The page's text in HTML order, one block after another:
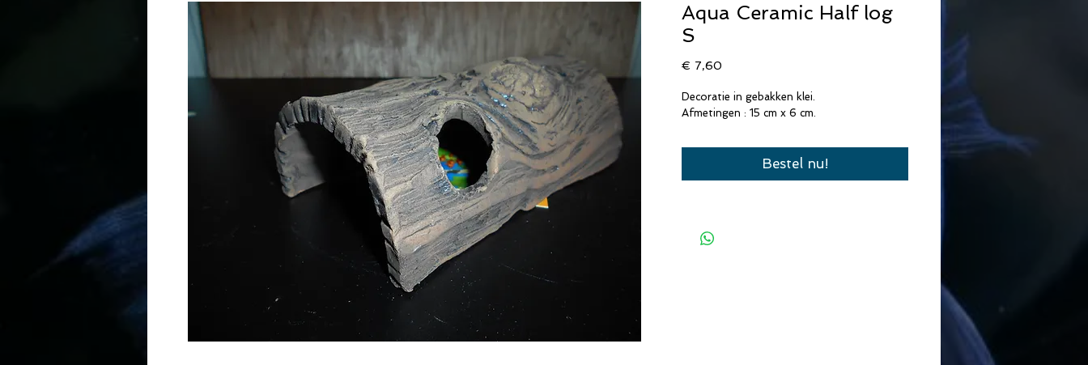
Aqua Ceramic Half log
S
€ 7,60
Decoratie in gebakken klei.
Afmetingen : 15 cm x 6 cm.
Bestel nu!